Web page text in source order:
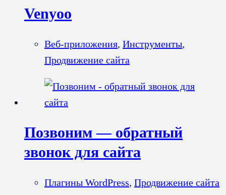
Venyoo
Веб-приложения, Инструменты,
Продвижение сайта
Позвоним — обратный
звонок для сайта
Плагины WordPress, Продвижение сайта